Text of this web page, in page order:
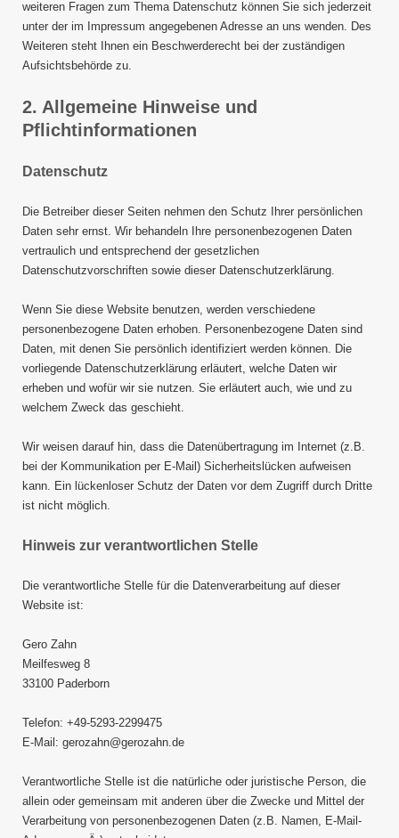
weiteren Fragen zum Thema Datenschutz können Sie sich jederzeit
unter der im Impressum angegebenen Adresse an uns wenden. Des
Weiteren steht Ihnen ein Beschwerderecht bei der zuständigen
Aufsichtsbehörde zu.
2. Allgemeine Hinweise und
Pflichtinformationen
Datenschutz
Die Betreiber dieser Seiten nehmen den Schutz Ihrer persönlichen
Daten sehr ernst. Wir behandeln Ihre personenbezogenen Daten
vertraulich und entsprechend der gesetzlichen
Datenschutzvorschriften sowie dieser Datenschutzerklärung.
Wenn Sie diese Website benutzen, werden verschiedene
personenbezogene Daten erhoben. Personenbezogene Daten sind
Daten, mit denen Sie persönlich identifiziert werden können. Die
vorliegende Datenschutzerklärung erläutert, welche Daten wir
erheben und wofür wir sie nutzen. Sie erläutert auch, wie und zu
welchem Zweck das geschieht.
Wir weisen darauf hin, dass die Datenübertragung im Internet (z.B.
bei der Kommunikation per E-Mail) Sicherheitslücken aufweisen
kann. Ein lückenloser Schutz der Daten vor dem Zugriff durch Dritte
ist nicht möglich.
Hinweis zur verantwortlichen Stelle
Die verantwortliche Stelle für die Datenverarbeitung auf dieser
Website ist:
Gero Zahn
Meilfesweg 8
33100 Paderborn
Telefon: +49-5293-2299475
E-Mail: gerozahn@gerozahn.de
Verantwortliche Stelle ist die natürliche oder juristische Person, die
allein oder gemeinsam mit anderen über die Zwecke und Mittel der
Verarbeitung von personenbezogenen Daten (z.B. Namen, E-Mail-